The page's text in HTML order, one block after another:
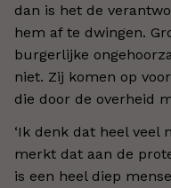
dan is het de
hem af te dwingen.
burgerlijke
niet. Zij komen op
die door de overheid
‘Ik denk dat heel veel
merkt dat aan de
is een heel diep